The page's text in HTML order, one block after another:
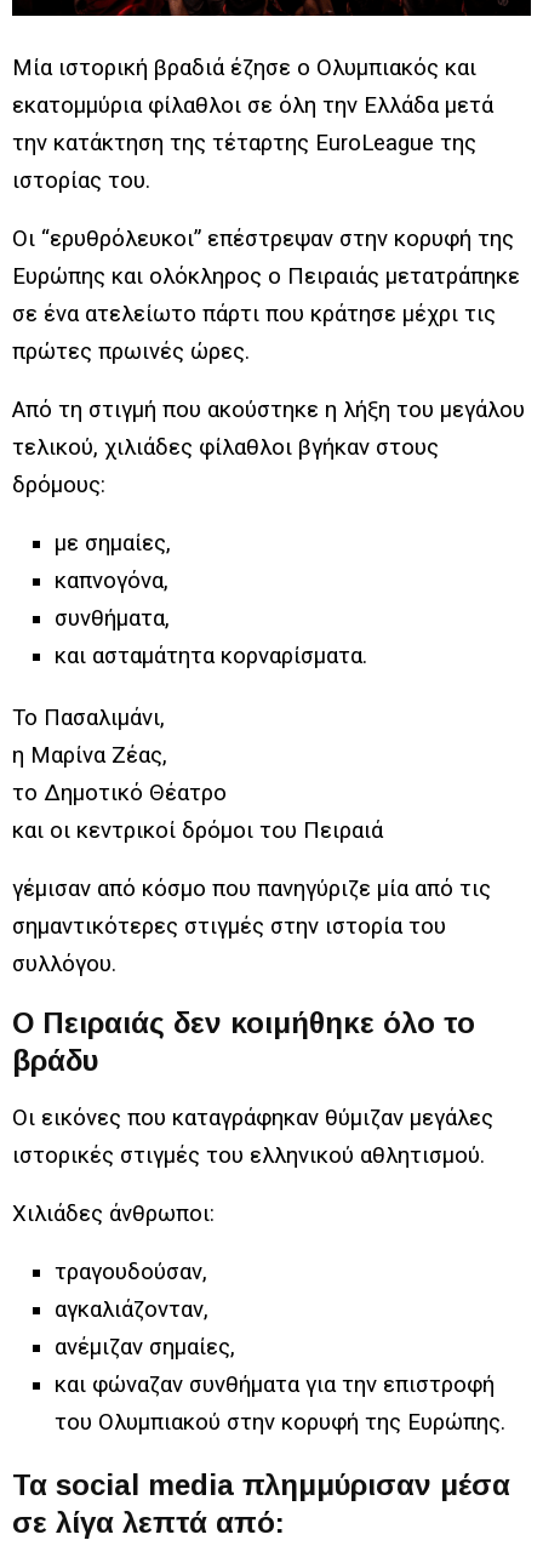
Μία ιστορική βραδιά έζησε ο Ολυμπιακός και
εκατομμύρια φίλαθλοι σε όλη την Ελλάδα μετά
την κατάκτηση της τέταρτης EuroLeague της
ιστορίας του.
Οι “ερυθρόλευκοι” επέστρεψαν στην κορυφή της
Ευρώπης και ολόκληρος ο Πειραιάς μετατράπηκε
σε ένα ατελείωτο πάρτι που κράτησε μέχρι τις
πρώτες πρωινές ώρες.
Από τη στιγμή που ακούστηκε η λήξη του μεγάλου
τελικού, χιλιάδες φίλαθλοι βγήκαν στους
δρόμους:
με σημαίες,
καπνογόνα,
συνθήματα,
και ασταμάτητα κορναρίσματα.
Το Πασαλιμάνι,
η Μαρίνα Ζέας,
το Δημοτικό Θέατρο
και οι κεντρικοί δρόμοι του Πειραιά
γέμισαν από κόσμο που πανηγύριζε μία από τις
σημαντικότερες στιγμές στην ιστορία του
συλλόγου.
Ο Πειραιάς δεν κοιμήθηκε όλο το
βράδυ
Οι εικόνες που καταγράφηκαν θύμιζαν μεγάλες
ιστορικές στιγμές του ελληνικού αθλητισμού.
Χιλιάδες άνθρωποι:
τραγουδούσαν,
αγκαλιάζονταν,
ανέμιζαν σημαίες,
και φώναζαν συνθήματα για την επιστροφή
του Ολυμπιακού στην κορυφή της Ευρώπης.
Τα social media πλημμύρισαν μέσα
σε λίγα λεπτά από: